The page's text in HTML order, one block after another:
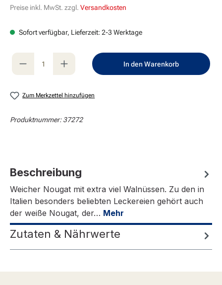
Preise inkl. MwSt. zzgl. Versandkosten
Sofort verfügbar, Lieferzeit: 2-3 Werktage
Produkt Anzahl: Gib den gewünschten
In den Warenkorb
Zum Merkzettel hinzufügen
Produktnummer:37272
Beschreibung
Weicher Nougat mit extra viel Walnüssen. Zu den in
Italien besonders beliebten Leckereien gehört auch
der weiße Nougat, der… Mehr
Zutaten & Nährwerte